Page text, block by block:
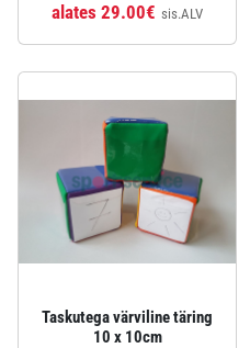
alates 29.00€ sis.ALV
Taskutega värviline täring
10 x 10cm